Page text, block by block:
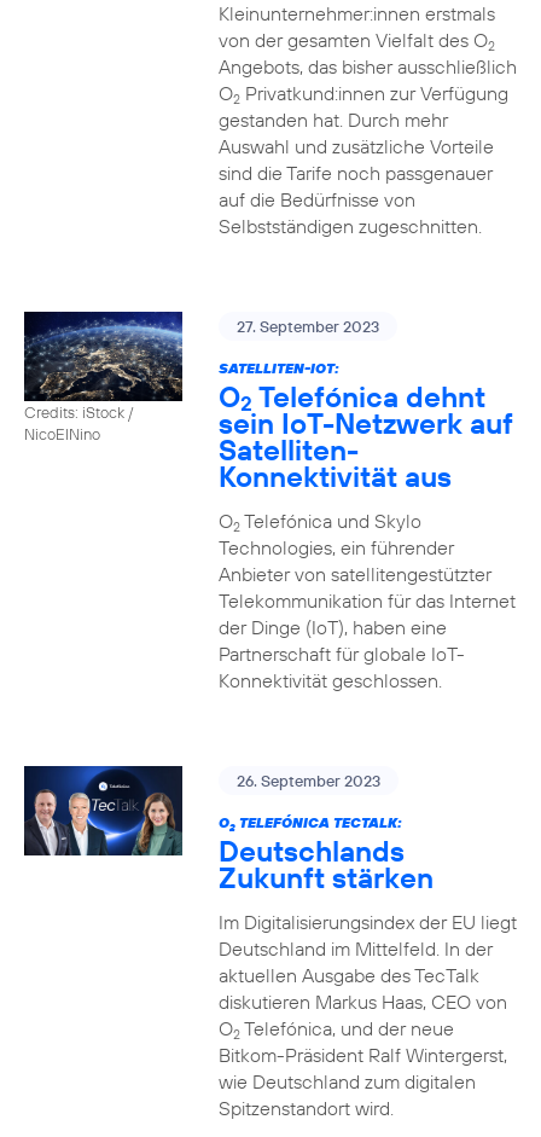
Kleinunternehmer:innen erstmals
von der gesamten Vielfalt des O2
Angebots, das bisher ausschließlich
O2Privatkund:innen zur Verfügung
gestanden hat. Durch mehr
Auswahl und zusätzliche Vorteile
sind die Tarife noch passgenauer
auf die Bedürfnisse von
Selbstständigen zugeschnitten.
Credits: iStock /
NicoElNino
27. September 2023
SATELLITEN-IOT:
O2 Telefónica dehnt
sein IoT-Netzwerk auf
Satelliten-
Konnektivität aus
O2Telefónica und Skylo
Technologies, ein führender
Anbieter von satellitengestützter
Telekommunikation für das Internet
der Dinge (IoT), haben eine
Partnerschaft für globale IoT-
Konnektivität geschlossen.
26. September 2023
O2TELEFÓNICA TECTALK:
Deutschlands
Zukunft stärken
Im Digitalisierungsindex der EU liegt
Deutschland im Mittelfeld. In der
aktuellen Ausgabe des TecTalk
diskutieren Markus Haas, CEO von
O2Telefónica, und der neue
Bitkom-Präsident Ralf Wintergerst,
wie Deutschland zum digitalen
Spitzenstandort wird.